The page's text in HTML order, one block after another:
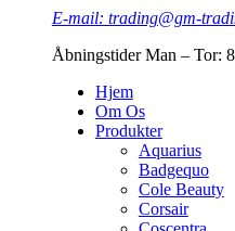
E-mail: trading@gm-
Åbningstider Man – Tor:
Hjem
Om Os
Produkter
Aquarius
Badgequo
Cole Beauty
Corsair